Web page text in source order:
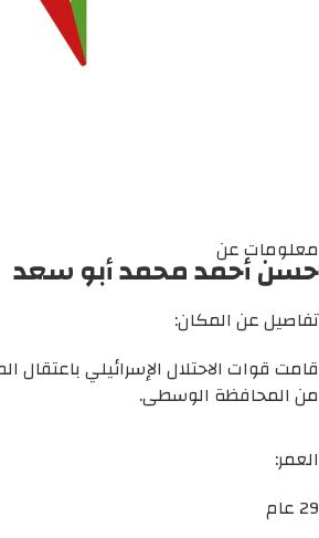
معلومات عن
حسن أحمد محمد أبو سعد
تفاصيل عن المكان:
قامت قوات الاحتلال الإسرائيلي
من المحافظة الوسطى.
العمر:
29 عام